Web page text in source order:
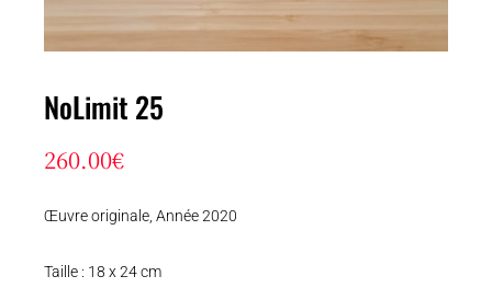
NoLimit 25
260.00€
Œuvre originale, Année 2020
Taille : 18 x 24 cm